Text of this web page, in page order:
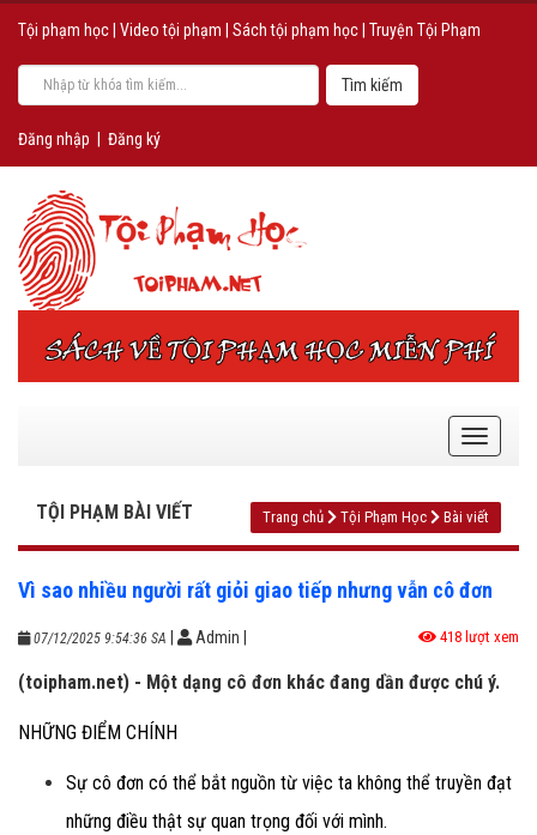
Tội phạm học Video tội phạm Sách tội phạm học Truyện Tội Phạm
Đăng nhập Đăng ký
TỘI PHẠM BÀI VIẾT Trang chủ Tội Phạm Học Bài viết
Vì sao nhiều người rất giỏi giao tiếp nhưng vẫn cô đơn
07/12/2025 9:54:36 SA Admin 418 lượt xem
(toipham.net) - Một dạng cô đơn khác đang dần được chú ý.
NHỮNG ĐIỂM CHÍNH
Sự cô đơn có thể bắt nguồn từ việc ta không thể truyền đạt
những điều thật sự quan trọng đối với mình.